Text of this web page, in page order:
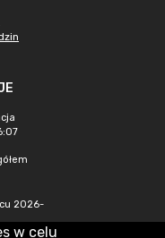
2026-
w celu